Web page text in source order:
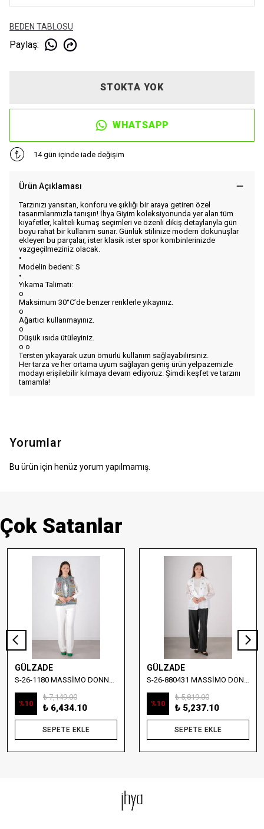
BEDEN TABLOSU
Paylaş:
STOKTA YOK
WHATSAPP
14 gün içinde iade değişim
Ürün Açıklaması
Tarzınızı yansıtan, konforu ve şıklığı bir araya getiren özel
tasarımlarımızla tanışın! İhya Giyim koleksiyonunda yer alan tüm
kıyafetler, kaliteli kumaş seçimleri ve özenli dikiş detaylarıyla gün
boyu rahat bir kullanım sunar. Günlük stilinize modern dokunuşlar
ekleyen bu parçalar, ister klasik ister spor kombinlerinizde
vazgeçilmeziniz olacak.
•
Modelin bedeni: S
•
Yıkama Talimatı:
o
Maksimum 30°C’de benzer renklerle yıkayınız.
o
Ağartıcı kullanmayınız.
o
Düşük ısıda ütüleyiniz.
o o
Tersten yıkayarak uzun ömürlü kullanım sağlayabilirsiniz.
Her tarza ve her ortama uyum sağlayan geniş ürün yelpazemizle
modayı erişilebilir kılmaya devam ediyoruz. Şimdi keşfet ve tarzını
tamamla!
Yorumlar
Bu ürün için henüz yorum yapılmamış.
Çok Satanlar
GÜLZADE
S-26-1180 MASSİMO DONNA NAKIŞ DETAYLI DENİM YELEK
%10
₺ 7,149.00
₺ 6,434.10
SEPETE EKLE
GÜLZADE
S-26-880431 MASSİMO DONNA TAŞ İŞLEMELİ YELEKLİ BLUZ
%10
₺ 5,819.00
₺ 5,237.10
SEPETE EKLE